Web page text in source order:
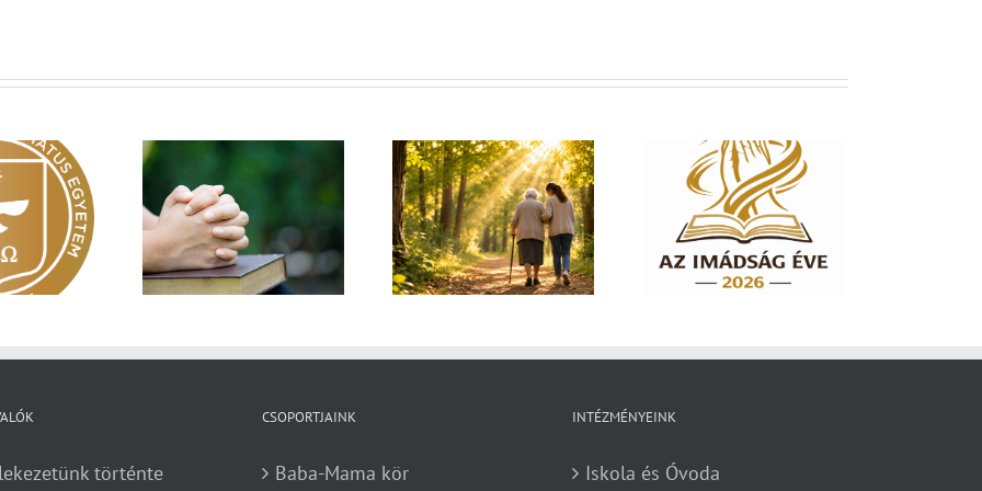
üzenet –
Zsoltárok 149
Egy fa kidől, messze
hangzik. Nő az erdő, ki
hallja? – Diakónusok
vasárnapja – II. rész
Imádság éve 2026 – El
nem hagylak téged
történte
CSOPORTJAINK
Baba-Mama kör
INTÉZMÉNYEINK
Iskola és Óvoda